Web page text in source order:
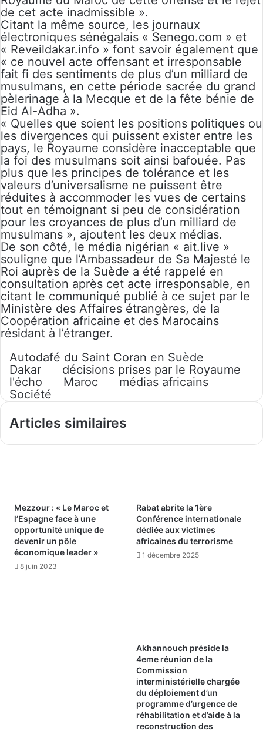
de cet acte inadmissible ».
Citant la même source, les journaux
électroniques sénégalais « Senego.com » et
« Reveildakar.info » font savoir également que
« ce nouvel acte offensant et irresponsable
fait fi des sentiments de plus d’un milliard de
musulmans, en cette période sacrée du grand
pèlerinage à la Mecque et de la fête bénie de
Eid Al-Adha ».
« Quelles que soient les positions politiques ou
les divergences qui puissent exister entre les
pays, le Royaume considère inacceptable que
la foi des musulmans soit ainsi bafouée. Pas
plus que les principes de tolérance et les
valeurs d’universalisme ne puissent être
réduites à accommoder les vues de certains
tout en témoignant si peu de considération
pour les croyances de plus d’un milliard de
musulmans », ajoutent les deux médias.
De son côté, le média nigérian « ait.live »
souligne que l’Ambassadeur de Sa Majesté le
Roi auprès de la Suède a été rappelé en
consultation après cet acte irresponsable, en
citant le communiqué publié à ce sujet par le
Ministère des Affaires étrangères, de la
Coopération africaine et des Marocains
résidant à l’étranger.
Autodafé du Saint Coran en Suède
Dakar
décisions prises par le Royaume
l'écho
Maroc
médias africains
Société
Articles similaires
Mezzour : « Le Maroc et
l’Espagne face à une
opportunité unique de
devenir un pôle
économique leader »
8 juin 2023
Rabat abrite la 1ère
Conférence internationale
dédiée aux victimes
africaines du terrorisme
1 décembre 2025
Akhannouch préside la
4eme réunion de la
Commission
interministérielle chargée
du déploiement d’un
programme d’urgence de
réhabilitation et d’aide à la
reconstruction des